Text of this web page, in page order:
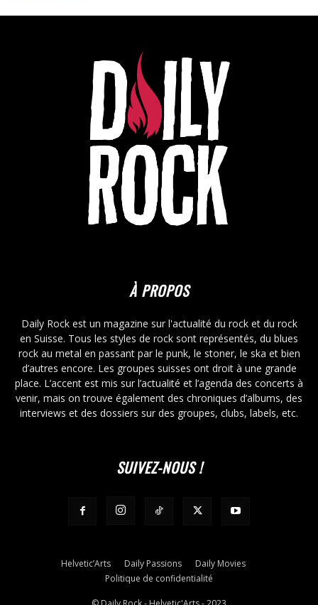
À PROPOS
Daily Rock est un magazine sur l'actualité du rock et du rock
en Suisse. Tous les styles de rock sont représentés, du blues
rock au metal en passant par le punk, le stoner, le ska et bien
d’autres encore. Les groupes suisses ont droit à une grande
place. L’accent est mis sur l’actualité et l’agenda des concerts à
venir, mais on trouve également des chroniques d’albums, des
interviews et des dossiers sur des groupes, clubs, labels, etc.
SUIVEZ-NOUS !
Helvetic’Arts Daily Passions
Daily Movies
Politique de confidentialité